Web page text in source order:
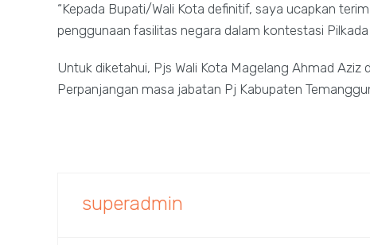
“Kepada Bupati/Wali Kota definitif, saya ucapkan
penggunaan fasilitas negara dalam kontestasi
Untuk diketahui, Pjs Wali Kota Magelang Ahmad
Perpanjangan masa jabatan Pj Kabupaten
superadmin